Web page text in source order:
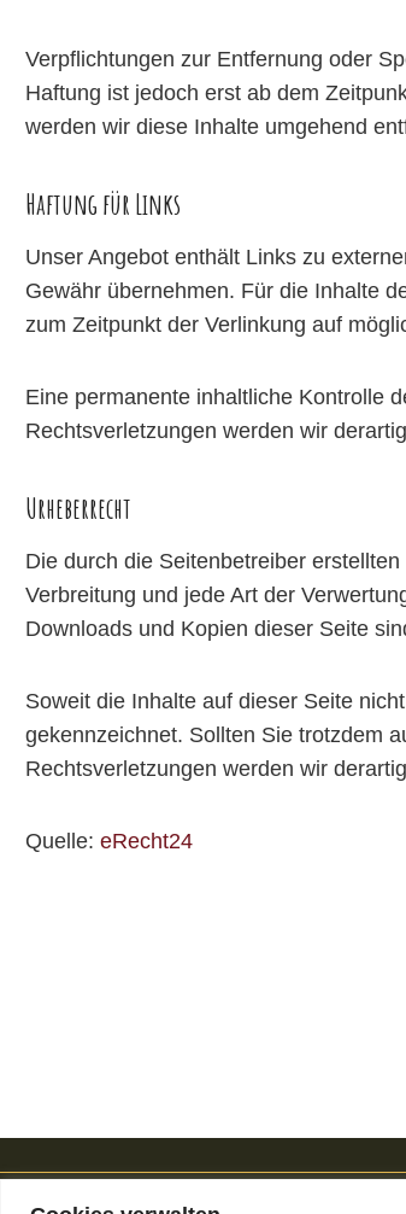
Verpflichtungen zur Entfernung oder
Haftung ist jedoch erst ab dem
werden wir diese Inhalte umgehend
Haftung für Links
Unser Angebot enthält Links zu
Gewähr übernehmen. Für die Inhalte
zum Zeitpunkt der Verlinkung auf
Eine permanente inhaltliche Kontrolle
Rechtsverletzungen werden wir
Urheberrecht
Die durch die Seitenbetreiber
Verbreitung und jede Art der
Downloads und Kopien dieser Seite
Soweit die Inhalte auf dieser Seite
gekennzeichnet. Sollten Sie trotzdem
Rechtsverletzungen werden wir
Quelle: eRecht24